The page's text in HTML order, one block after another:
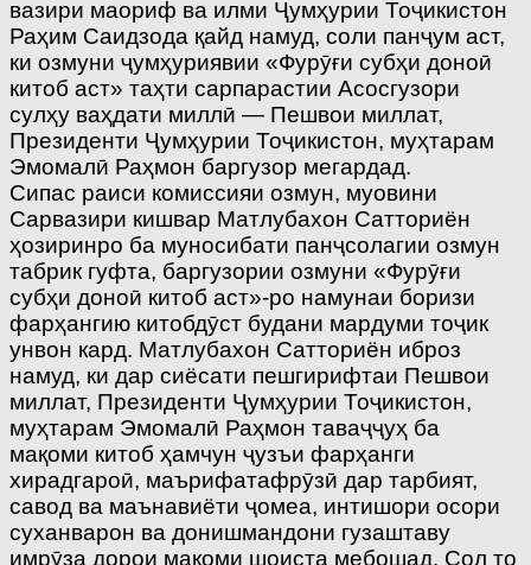
вазири маориф ва илми Ҷумҳурии Тоҷикистон
Раҳим Саидзода қайд намуд, соли панҷум аст,
ки озмуни ҷумҳуриявии «Фурӯғи субҳи доноӣ
китоб аст» таҳти сарпарастии Асосгузори
сулҳу ваҳдати миллӣ — Пешвои миллат,
Президенти Ҷумҳурии Тоҷикистон, муҳтарам
Эмомалӣ Раҳмон баргузор мегардад.
Сипас раиси комиссияи озмун, муовини
Сарвазири кишвар Матлубахон Сатториён
ҳозиринро ба муносибати панҷсолагии озмун
табрик гуфта, баргузории озмуни «Фурӯғи
субҳи доноӣ китоб аст»-ро намунаи боризи
фарҳангию китобдӯст будани мардуми тоҷик
унвон кард. Матлубахон Сатториён иброз
намуд, ки дар сиёсати пешгирифтаи Пешвои
миллат, Президенти Ҷумҳурии Тоҷикистон,
муҳтарам Эмомалӣ Раҳмон таваҷҷуҳ ба
мақоми китоб ҳамчун ҷузъи фарҳанги
хирадгароӣ, маъ­рифатафрӯзӣ дар тарбият,
савод ва маънавиёти ҷомеа, интишори осори
суханварон ва донишмандони гузаштаву
имрӯза дорои мақоми шоиста мебошад. Сол то